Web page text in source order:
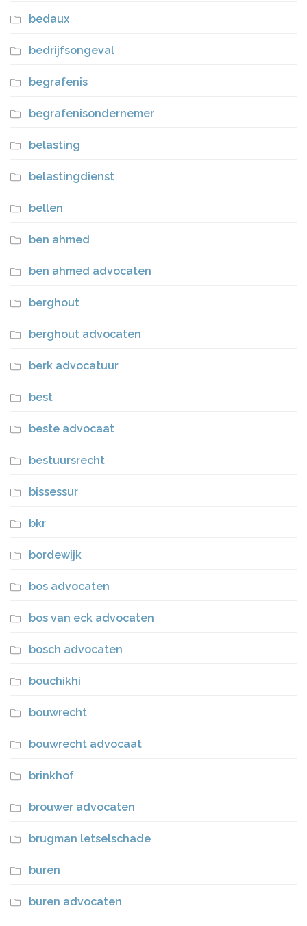
bedaux
bedrijfsongeval
begrafenis
begrafenisondernemer
belasting
belastingdienst
bellen
ben ahmed
ben ahmed advocaten
berghout
berghout advocaten
berk advocatuur
best
beste advocaat
bestuursrecht
bissessur
bkr
bordewijk
bos advocaten
bos van eck advocaten
bosch advocaten
bouchikhi
bouwrecht
bouwrecht advocaat
brinkhof
brouwer advocaten
brugman letselschade
buren
buren advocaten